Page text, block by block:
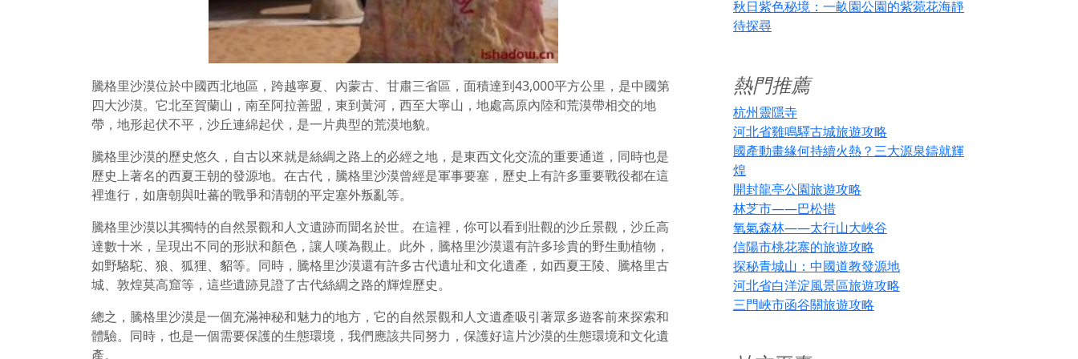
騰格里沙漠位於中國西北地區，跨越寧夏、內蒙古、甘肅三省區，面積達到43,000平方公里，是中國第
四大沙漠。它北至賀蘭山，南至阿拉善盟，東到黃河，西至大寧山，地處高原內陸和荒漠帶相交的地
帶，地形起伏不平，沙丘連綿起伏，是一片典型的荒漠地貌。
騰格里沙漠的歷史悠久，自古以來就是絲綢之路上的必經之地，是東西文化交流的重要通道，同時也是
歷史上著名的西夏王朝的發源地。在古代，騰格里沙漠曾經是軍事要塞，歷史上有許多重要戰役都在這
裡進行，如唐朝與吐蕃的戰爭和清朝的平定塞外叛亂等。
騰格里沙漠以其獨特的自然景觀和人文遺跡而聞名於世。在這裡，你可以看到壯觀的沙丘景觀，沙丘高
達數十米，呈現出不同的形狀和顏色，讓人嘆為觀止。此外，騰格里沙漠還有許多珍貴的野生動植物，
如野駱駝、狼、狐狸、貂等。同時，騰格里沙漠還有許多古代遺址和文化遺產，如西夏王陵、騰格里古
城、敦煌莫高窟等，這些遺跡見證了古代絲綢之路的輝煌歷史。
總之，騰格里沙漠是一個充滿神秘和魅力的地方，它的自然景觀和人文遺產吸引著眾多遊客前來探索和
體驗。同時，也是一個需要保護的生態環境，我們應該共同努力，保護好這片沙漠的生態環境和文化遺
產。
秋日紫色秘境：一畝園公園的紫菀花海靜
待探尋
熱門推薦
杭州靈隱寺
河北省雞鳴驛古城旅遊攻略
國產動畫緣何持續火熱？三大源泉鑄就輝
煌
開封龍亭公園旅遊攻略
林芝市——巴松措
氧氣森林——太行山大峽谷
信陽市桃花寨的旅遊攻略
探秘青城山：中國道教發源地
河北省白洋淀風景區旅遊攻略
三門峽市函谷關旅遊攻略